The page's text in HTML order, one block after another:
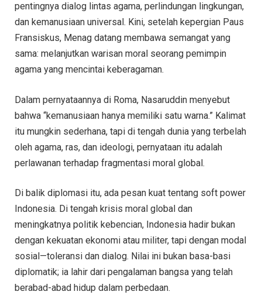
pentingnya dialog lintas agama, perlindungan lingkungan,
dan kemanusiaan universal. Kini, setelah kepergian Paus
Fransiskus, Menag datang membawa semangat yang
sama: melanjutkan warisan moral seorang pemimpin
agama yang mencintai keberagaman.
Dalam pernyataannya di Roma, Nasaruddin menyebut
bahwa “kemanusiaan hanya memiliki satu warna.” Kalimat
itu mungkin sederhana, tapi di tengah dunia yang terbelah
oleh agama, ras, dan ideologi, pernyataan itu adalah
perlawanan terhadap fragmentasi moral global.
Di balik diplomasi itu, ada pesan kuat tentang soft power
Indonesia. Di tengah krisis moral global dan
meningkatnya politik kebencian, Indonesia hadir bukan
dengan kekuatan ekonomi atau militer, tapi dengan modal
sosial—toleransi dan dialog. Nilai ini bukan basa-basi
diplomatik; ia lahir dari pengalaman bangsa yang telah
berabad-abad hidup dalam perbedaan.